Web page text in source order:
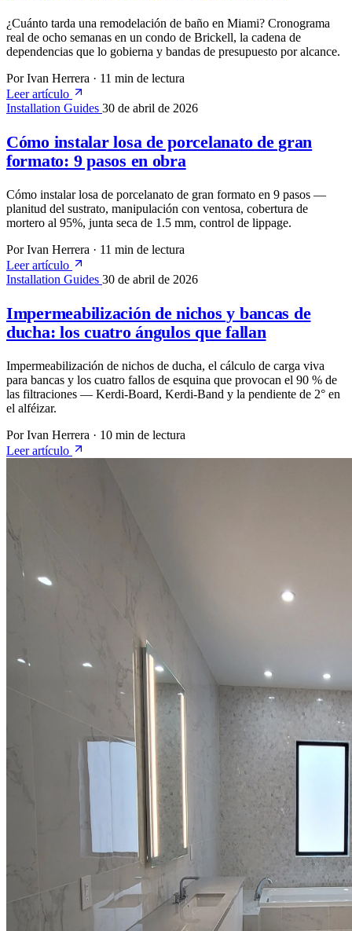
¿Cuánto tarda una remodelación de baño en Miami? Cronograma
real de ocho semanas en un condo de Brickell, la cadena de
dependencias que lo gobierna y bandas de presupuesto por alcance.
Por Ivan Herrera · 11 min de lectura
Leer artículo
Installation Guides 30 de abril de 2026
Cómo instalar losa de porcelanato de gran
formato: 9 pasos en obra
Cómo instalar losa de porcelanato de gran formato en 9 pasos —
planitud del sustrato, manipulación con ventosa, cobertura de
mortero al 95%, junta seca de 1.5 mm, control de lippage.
Por Ivan Herrera · 11 min de lectura
Leer artículo
Installation Guides 30 de abril de 2026
Impermeabilización de nichos y bancas de
ducha: los cuatro ángulos que fallan
Impermeabilización de nichos de ducha, el cálculo de carga viva
para bancas y los cuatro fallos de esquina que provocan el 90 % de
las filtraciones — Kerdi-Board, Kerdi-Band y la pendiente de 2° en
el alféizar.
Por Ivan Herrera · 10 min de lectura
Leer artículo